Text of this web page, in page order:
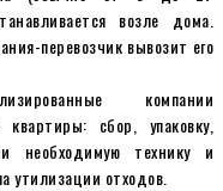
возле дома.
перевозчик вывозит его
компании
сбор, упаковку,
необходимую технику и
утилизации отходов.